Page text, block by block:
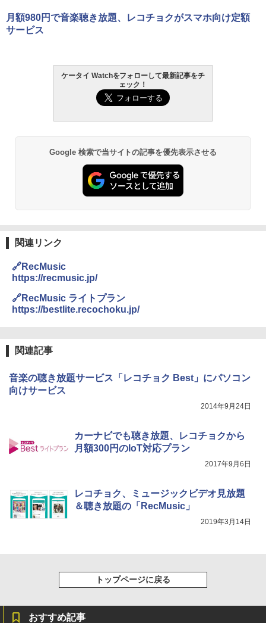
月額980円で音楽聴き放題、レコチョクがスマホ向け定額
サービス
ケータイ Watchをフォローして最新記事をチ
ェック！
Google 検索で当サイトの記事を優先表示させる
関連リンク
🔗RecMusic
https://recmusic.jp/
🔗RecMusic ライトプラン
https://bestlite.recochoku.jp/
関連記事
音楽の聴き放題サービス「レコチョク Best」にパソコン
向けサービス
2014年9月24日
カーナビでも聴き放題、レコチョクから
月額300円のIoT対応プラン
2017年9月6日
レコチョク、ミュージックビデオ見放題
＆聴き放題の「RecMusic」
2019年3月14日
トップページに戻る
おすすめ記事